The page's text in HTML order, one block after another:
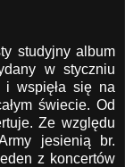
studyjny album
w styczniu
i wspięła się na
świecie. Od
Ze względu
jesienią br.
z koncertów